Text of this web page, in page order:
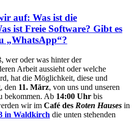
auf: Was ist die
ist Freie Software? Gibt es
„WhatsApp“?
wer oder was hinter der
Arbeit aussieht oder welche
hat die Möglichkeit, diese und
, den 11. März, von uns und unseren
bekommen. Ab 14:00 Uhr bis
wir im Café des Roten Hauses in
in Waldkirch die unten stehenden